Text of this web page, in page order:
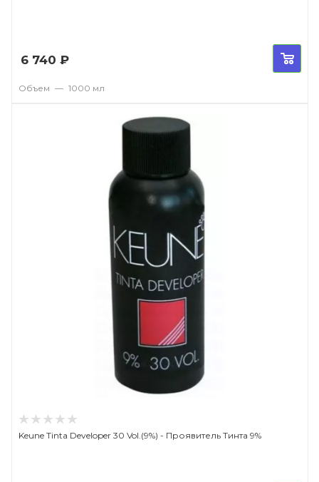
6 740 ₽
Объем — 1000 мл
Keune Tinta Developer 30 Vol.(9%) - Проявитель Тинта 9%